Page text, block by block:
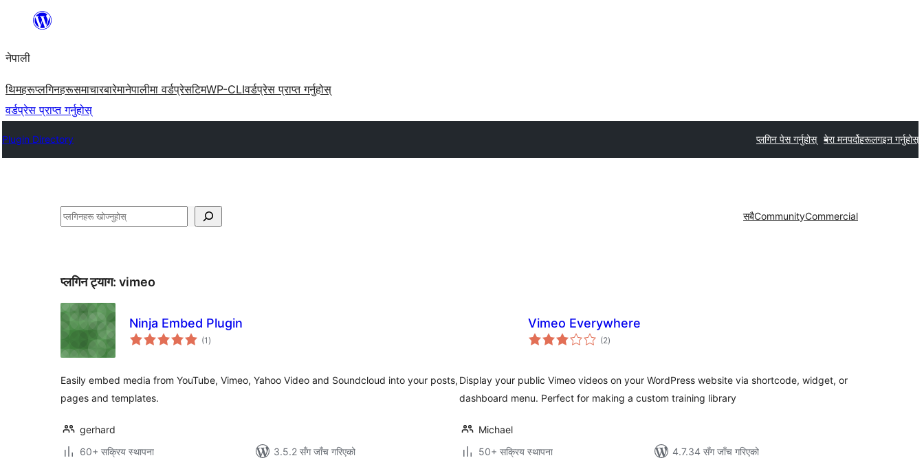
सामग्रीमा
नेपाली
थिमहरूप्लगिनहरूसमाचारबारेमानेपालीमा वर्डप्रेसटिमWP-CLIवर्डप्रेस प्राप्त गर्नुहोस्
वर्डप्रेस प्राप्त गर्नुहोस्
Plugin Directory प्लगिन पेस गर्नुहोस् मेरा मनपर्दोहरूलगइन गर्नुहोस्
खोज्नुहोस् सबैCommunityCommercial
प्लगिन ट्याग: vimeo
Ninja Embed Plugin
(1 कुल
रेटिङ्गहरू
)
Easily embed media from YouTube, Vimeo, Yahoo Video and Soundcloud into your posts,
pages and templates.
gerhard
60+ सक्रिय स्थापना
3.5.2 सँग जाँच गरिएको
Vimeo Everywhere
(2कुल
रेटिङ्गहरू
)
Display your public Vimeo videos on your WordPress website via shortcode, widget, or
dashboard menu. Perfect for making a custom training library
Michael
50+ सक्रिय स्थापना
4.7.34 सँग जाँच गरिएको